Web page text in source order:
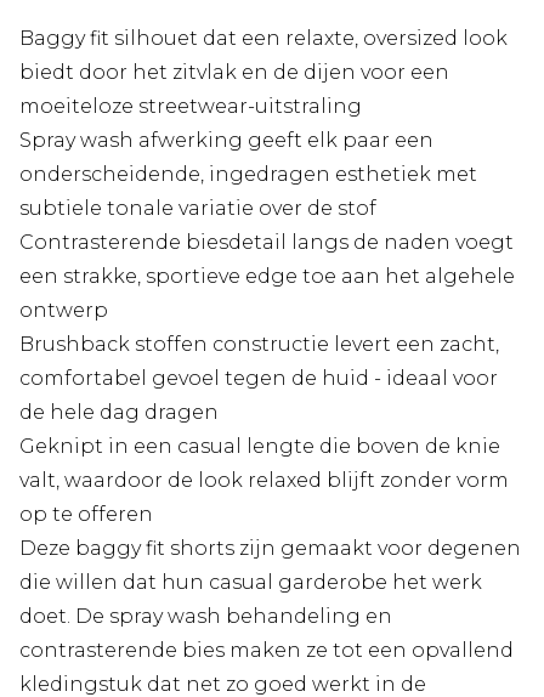
Baggy fit silhouet dat een relaxte, oversized look
biedt door het zitvlak en de dijen voor een
moeiteloze streetwear-uitstraling
Spray wash afwerking geeft elk paar een
onderscheidende, ingedragen esthetiek met
subtiele tonale variatie over de stof
Contrasterende biesdetail langs de naden voegt
een strakke, sportieve edge toe aan het algehele
ontwerp
Brushback stoffen constructie levert een zacht,
comfortabel gevoel tegen de huid - ideaal voor
de hele dag dragen
Geknipt in een casual lengte die boven de knie
valt, waardoor de look relaxed blijft zonder vorm
op te offeren
Deze baggy fit shorts zijn gemaakt voor degenen
die willen dat hun casual garderobe het werk
doet. De spray wash behandeling en
contrasterende bies maken ze tot een opvallend
kledingstuk dat net zo goed werkt in de